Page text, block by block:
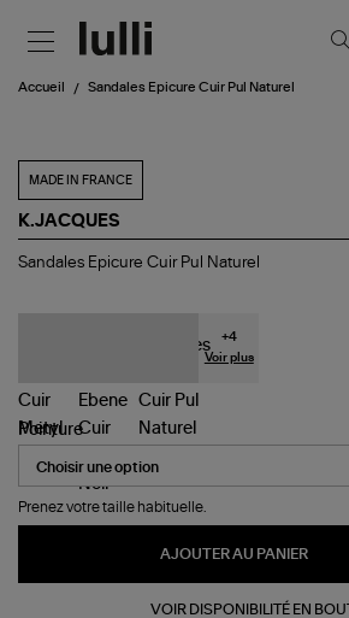
Accueil Sandales Epicure Cuir Pul Naturel
MADE IN FRANCE
K.JACQUES
Sandales
Sandales Epicure Cuir Pul Naturel
+4
Voir plus
Pointure
Prenez votre taille habituelle.
AJOUTER AU PANIER
VOIR DISPONIBILITÉ EN